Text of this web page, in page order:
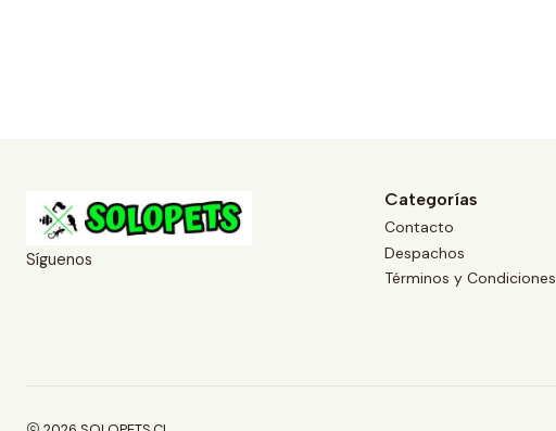
Síguenos
Categorías
Contacto
Despachos
Términos y Condiciones